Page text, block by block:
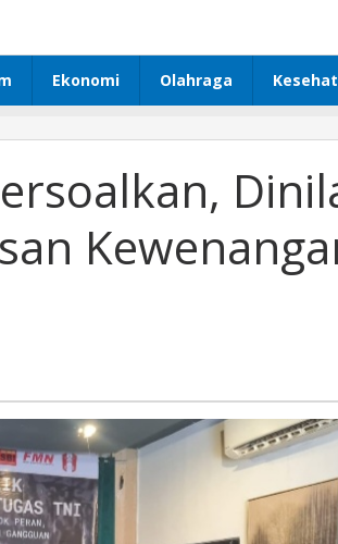
Ekonomi Olahraga